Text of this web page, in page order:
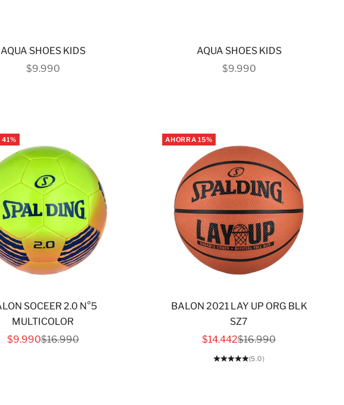
AQUA SHOES KIDS
PRECIO DE OFERTA
$9.990
AQUA SHOES KIDS
PRECIO DE OFERTA
$9.990
41%
SOCEER 2.0 N°5
MULTICOLOR
PRECIO DE OFERTA
$9.990PRECIO NORMAL
$16.990
AHORRA 15%
BALON 2021 LAY UP ORG BLK
SZ7
PRECIO DE OFERTA
$14.442PRECIO NORMAL
$16.990
(5.0)